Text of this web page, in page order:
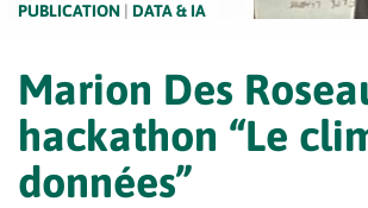
PUBLICATION | DATA & IA
Marion Des
hackathon “Le
données”